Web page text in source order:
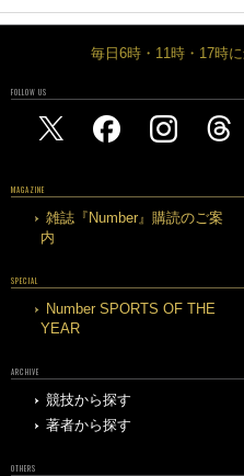
毎日6時・11時・17時
FOLLOW US
MAGAZINE
雑誌『Number』購読のご案
内
SPECIAL
Number SPORTS OF THE
YEAR
ARCHIVE
競技から探す
著者から探す
OTHERS